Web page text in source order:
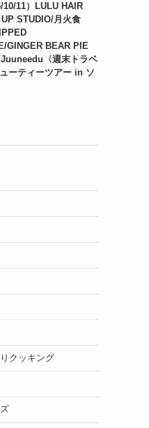
10/11）LULU HAIR
STUDIO/月火食
GINGER BEAR PIE
〈週末トラベ
ーティーツアー in ソ
クッキング